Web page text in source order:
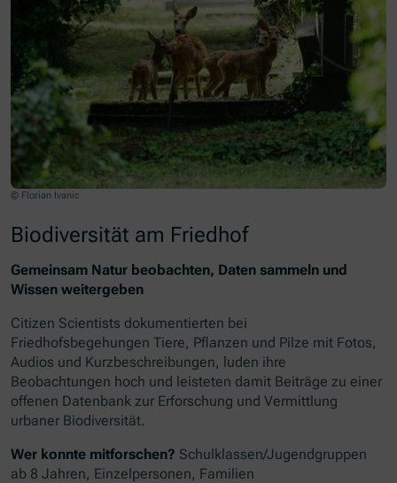
© Florian Ivanic
Biodiversität am Friedhof
Gemeinsam Natur beobachten, Daten sammeln und
Wissen weitergeben
Citizen Scientists dokumentierten bei
Friedhofsbegehungen Tiere, Pflanzen und Pilze mit Fotos,
Audios und Kurzbeschreibungen, luden ihre
Beobachtungen hoch und leisteten damit Beiträge zu einer
offenen Datenbank zur Erforschung und Vermittlung
urbaner Biodiversität.
Wer konnte mitforschen? Schulklassen/Jugendgruppen
ab 8 Jahren, Einzelpersonen, Familien